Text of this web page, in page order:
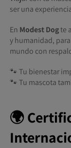
ser una
En Modest Dogte
y humanidad,
mundo con
🐾 Tu bienestar
🐾 Tu mascota
🌍